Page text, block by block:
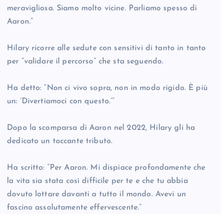
meravigliosa. Siamo molto vicine. Parliamo spesso di
Aaron.”
Hilary ricorre alle sedute con sensitivi di tanto in tanto
per “validare il percorso” che sta seguendo.
Ha detto: “Non ci vivo sopra, non in modo rigido. È più
un: ‘Divertiamoci con questo.’”
Dopo la scomparsa di Aaron nel 2022, Hilary gli ha
dedicato un toccante tributo.
Ha scritto: “Per Aaron. Mi dispiace profondamente che
la vita sia stata così difficile per te e che tu abbia
dovuto lottare davanti a tutto il mondo. Avevi un
fascino assolutamente effervescente.”